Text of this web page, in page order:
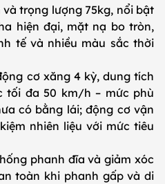
và trọng lượng 75kg, nổi bật
hiện đại, mặt nạ bo tròn,
tế và nhiều màu sắc thời
cơ xăng 4 kỳ, dung tích
tối đa 50 km/h – mức phù
có bằng lái; động cơ vận
nhiên liệu với mức tiêu
phanh đĩa và giảm xóc
toàn khi phanh gấp và di